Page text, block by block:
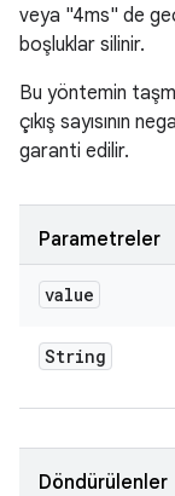
veya "4ms" de
boşluklar silinir.
Bu yöntemin
çıkış sayısının
garanti edilir.
Parametreler
value
String
Döndürülenler